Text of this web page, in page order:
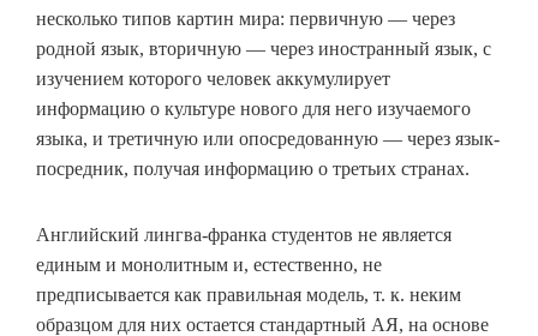
несколько типов картин мира: первичную — через
родной язык, вторичную — через иностранный язык, с
изучением которого человек аккумулирует
информацию о культуре нового для него изучаемого
языка, и третичную или опосредованную — через язык-
посредник, получая информацию о третьих странах.
Английский лингва-франка студентов не является
единым и монолитным и, естественно, не
предписывается как правильная модель, т. к. неким
образцом для них остается стандартный АЯ, на основе